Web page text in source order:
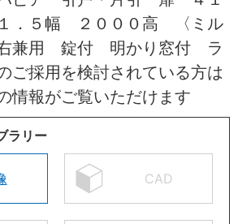
．５幅 ２０００高 〈ミル
兼用 錠付 明かり窓付 ラ
ご採用を検討されている方は
情報がご覧いただけます
ラリー
CAD